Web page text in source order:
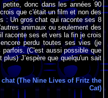
donc dans les années 90
que c'était un film et non des
: Un gros chat qui raconte ses 8
animaux ou seulement des
raconte ses et vers la fin je crois
perdu toutes ses vies (je
(C'est aussi possible que
J’espère que quelqu'un sait
(The Nine Lives of Fritz the
Cat)